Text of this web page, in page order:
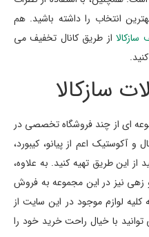
انتخاب را داشته باشید. هم
از طریق کانال تخفیف می
سازکالا
ای از چند فروشگاه تخصصی در
و آکوستیک اعم از پیانو، کیبورد،
از این طریق تهیه کنید. به علاوه،
زهی نیز در این مجموعه به فروش
لوازم موجود در این سایت از
توانید با خیال راحت خرید خود را